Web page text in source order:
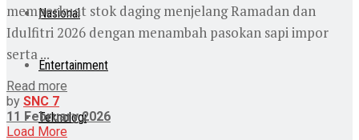
Nasional
Entertainment
Teknologi
memperkuat stok daging menjelang Ramadan dan
Idulfitri 2026 dengan menambah pasokan sapi impor
serta ...
Read more
by SNC 7
11 February 2026
Load More